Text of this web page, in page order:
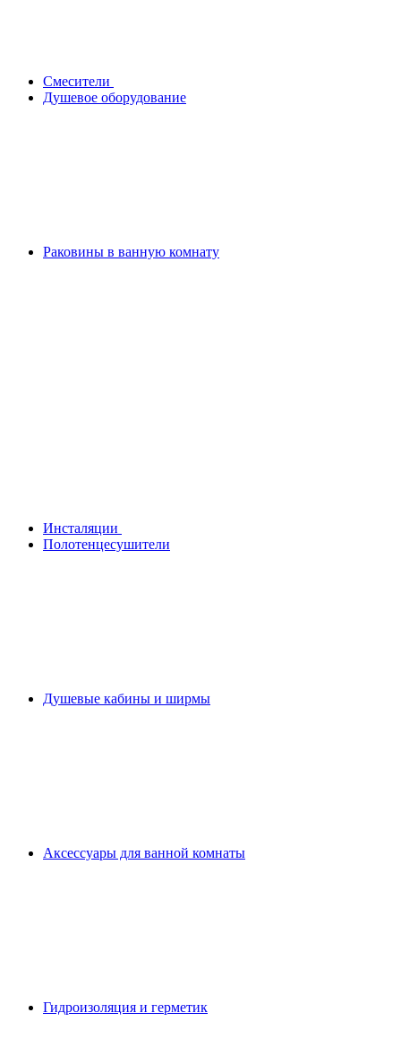
Смесители
Душевое оборудование
Раковины в ванную комнату
Инсталяции
Полотенцесушители
Душевые кабины и ширмы
Аксессуары для ванной комнаты
Гидроизоляция и герметик